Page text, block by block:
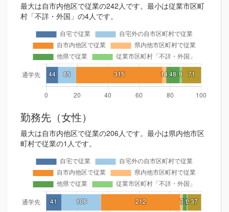
最大は自市内他区で従業の242人です。最小は従業市区町
村「不詳・外国」の4人です。
勤務先（女性）
最大は自市内他区で従業の206人です。最小は県内他市区
町村で従業の1人です。